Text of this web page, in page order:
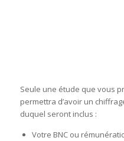
Seule une étude que vous
permettra d’avoir un
duquel seront inclus :
Votre BNC ou